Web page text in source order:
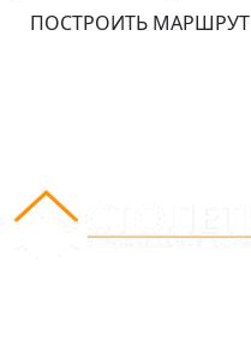
ПОСТРОИТЬ МАРШРУТ